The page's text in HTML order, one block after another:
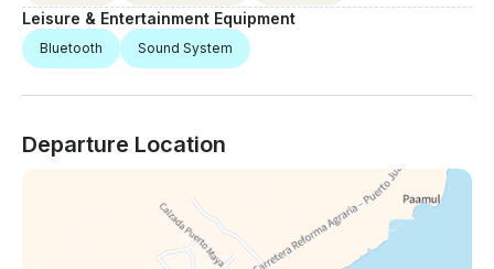
Leisure & Entertainment Equipment
Bluetooth Sound System
Departure Location